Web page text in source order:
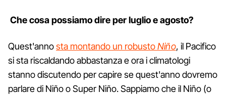
Che cosa possiamo dire per luglio e agosto?
Quest'annosta montando un robustoNiño, il Pacifico
si sta riscaldando abbastanza e ora i climatologi
stanno discutendo per capire se quest'anno dovremo
parlare di Niño o Super Niño. Sappiamo che il Niño (o